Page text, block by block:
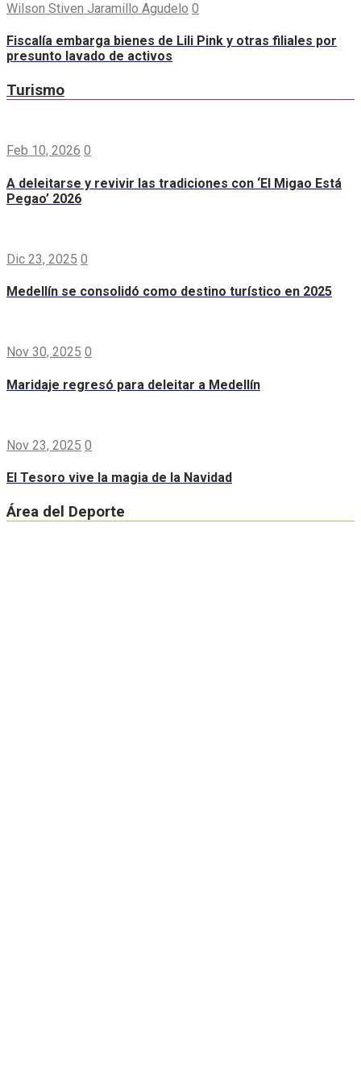
Wilson Stiven Jaramillo Agudelo 0
Fiscalía embarga bienes de Lili Pink y otras filiales por
presunto lavado de activos
Turismo
Feb 10, 2026 0
A deleitarse y revivir las tradiciones con ‘El Migao Está
Pegao’ 2026
Dic 23, 2025 0
Medellín se consolidó como destino turístico en 2025
Nov 30, 2025 0
Maridaje regresó para deleitar a Medellín
Nov 23, 2025 0
El Tesoro vive la magia de la Navidad
Área del Deporte